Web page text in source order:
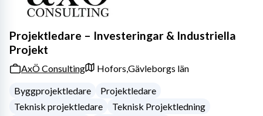
Projektledare – Investeringar & Industriella
Projekt
AxÖ Consulting Hofors,Gävleborgs län
Byggprojektledare
Projektledare
Teknisk projektledare
Teknisk Projektledning